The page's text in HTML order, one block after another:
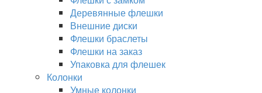
Деревянные флешки
Внешние диски
Флешки браслеты
Флешки на заказ
Упаковка для флешек
Колонки
Умные колонки